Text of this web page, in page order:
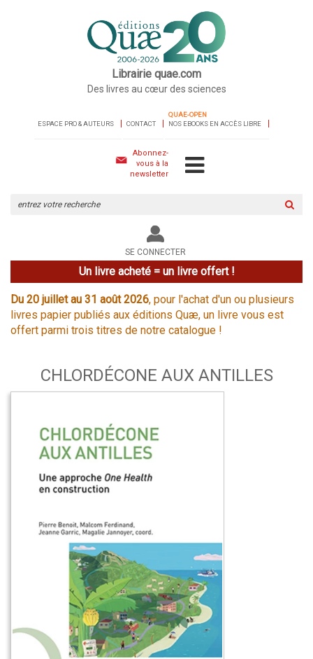
Librairie quae.com
Des livres au cœur des sciences
ESPACE PRO & AUTEURS CONTACT
QUAE-OPEN
NOS EBOOKS EN ACCÈS LIBRE
Abonnez-
vous à la
newsletter
le
site
SE CONNECTER
Un livre acheté = un livre offert !
Du 20 juillet au 31 août 2026, pour l'achat d'un ou plusieurs
livres papier publiés aux éditions Quæ, un livre vous est
offert parmi trois titres de notre catalogue !
CHLORDÉCONE AUX ANTILLES